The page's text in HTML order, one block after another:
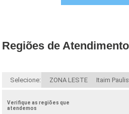
Regiões de Atendimento
Selecione: ZONA LESTE Itaim
Verifique as regiões que
atendemos